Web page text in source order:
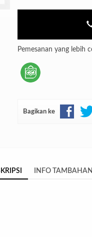
Pemesanan yang lebih
Bagikan ke
INFO TAMBAHAN